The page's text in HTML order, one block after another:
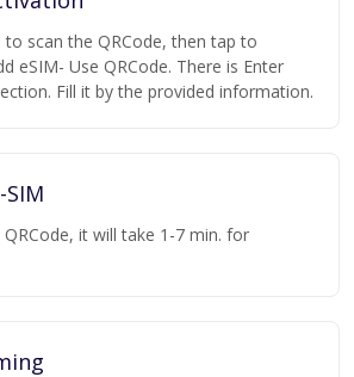
scan the QRCode, then tap to
eSIM- Use QRCode. There is Enter
Fill it by the provided information.
it will take 1-7 min. for